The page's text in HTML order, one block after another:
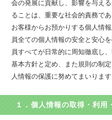
会の発展に貢献し、影響を与え
ることは、重要な社会的責務で
お客様からお預かりする個人情
員全ての個人情報の安全と安心
員すべてが日常的に周知徹底し
基本方針と定め、また規則の制
人情報の保護に努めてまいります
１．個人情報の取得・利用